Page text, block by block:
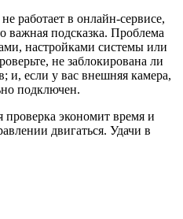
работает в онлайн-сервисе,
важная подсказка. Проблема
настройками системы или
не заблокирована ли
и, если у вас внешняя камера,
подключен.
проверка экономит время и
двигаться. Удачи в